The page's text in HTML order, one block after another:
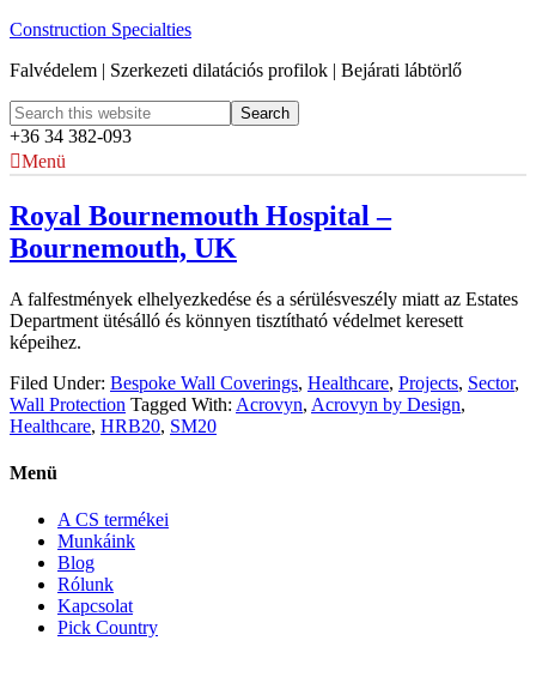
Construction Specialties
Falvédelem | Szerkezeti dilatációs profilok | Bejárati lábtörlő
+36 34 382-093
Menü
Royal Bournemouth Hospital –
Bournemouth, UK
A falfestmények elhelyezkedése és a sérülésveszély miatt az Estates
Department ütésálló és könnyen tisztítható védelmet keresett
képeihez.
Filed Under: Bespoke Wall Coverings, Healthcare, Projects, Sector,
Wall Protection Tagged With: Acrovyn, Acrovyn by Design,
Healthcare, HRB20, SM20
Menü
A CS termékei
Munkáink
Blog
Rólunk
Kapcsolat
Pick Country